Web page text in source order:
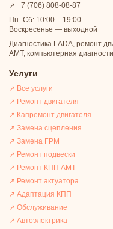
↗ +7 (706) 808-08-87
Пн–Сб: 10:00 – 19:00
Воскресенье — выходной
Диагностика LADA, ремонт
АМТ, компьютерная
Услуги
↗ Все услуги
↗ Ремонт двигателя
↗ Капремонт двигателя
↗ Замена сцепления
↗ Замена ГРМ
↗ Ремонт подвески
↗ Ремонт КПП АМТ
↗ Ремонт актуатора
↗ Адаптация КПП
↗ Обслуживание
↗ Автоэлектрика